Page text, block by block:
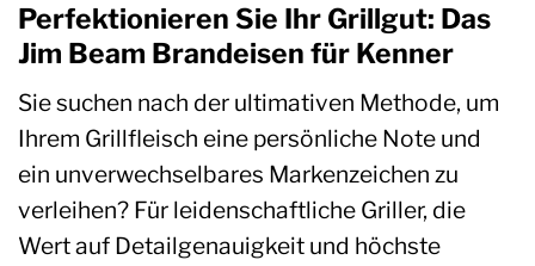
Perfektionieren Sie Ihr Grillgut: Das
Jim Beam Brandeisen für Kenner
Sie suchen nach der ultimativen Methode, um
Ihrem Grillfleisch eine persönliche Note und
ein unverwechselbares Markenzeichen zu
verleihen? Für leidenschaftliche Griller, die
Wert auf Detailgenauigkeit und höchste